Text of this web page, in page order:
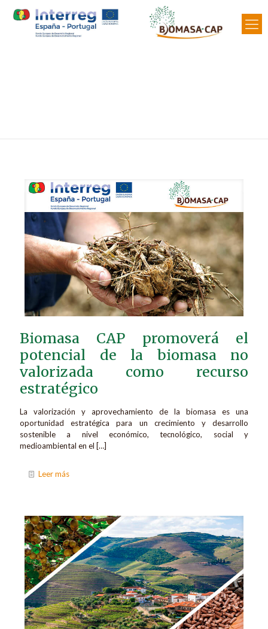
Biomasa CAP promoverá el
potencial de la biomasa no
valorizada como recurso
estratégico
La valorización y aprovechamiento de la biomasa es una
oportunidad estratégica para un crecimiento y desarrollo
sostenible a nivel económico, tecnológico, social y
medioambiental en el […]
Leer más